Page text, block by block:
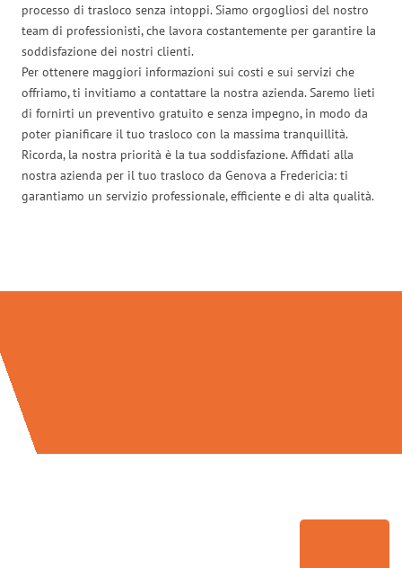
processo di trasloco senza intoppi. Siamo orgogliosi del nostro
team di professionisti, che lavora costantemente per garantire la
soddisfazione dei nostri clienti.
Per ottenere maggiori informazioni sui costi e sui servizi che
offriamo, ti invitiamo a contattare la nostra azienda. Saremo lieti
di fornirti un preventivo gratuito e senza impegno, in modo da
poter pianificare il tuo trasloco con la massima tranquillità.
Ricorda, la nostra priorità è la tua soddisfazione. Affidati alla
nostra azienda per il tuo trasloco da Genova a Fredericia: ti
garantiamo un servizio professionale, efficiente e di alta qualità.